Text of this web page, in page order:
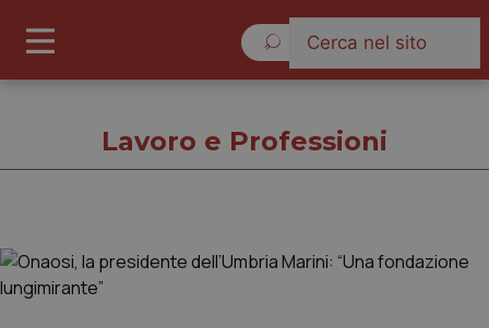
Lavoro e Professioni